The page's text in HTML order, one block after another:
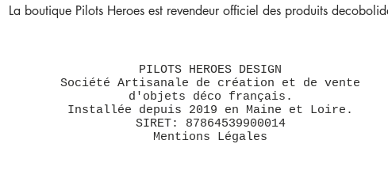
La boutique Pilots Heroes est revendeur officiel des produits
PILOTS HEROES DESIGN
Société Artisanale de création et de vente
d'objets déco français.
Installée depuis 2019 en Maine et Loire.
SIRET: 87864539900014
Mentions Légales